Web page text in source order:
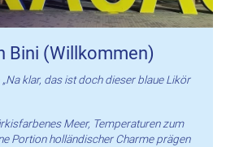
Bini (Willkommen)
„Na klar, das ist doch dieser blaue Likör
Meer, Temperaturen zum
Portion holländischer Charme prägen